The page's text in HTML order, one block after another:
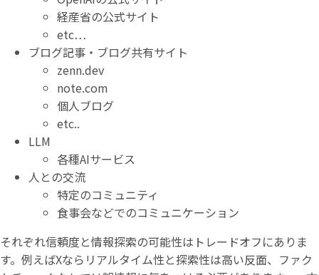
経産省の公式サイト
etc…
ブログ記事・ブログ共有サイト
zenn.dev
note.com
個人ブログ
etc..
LLM
各種AIサービス
人との交流
特定のコミュニティ
食事会などでのコミュニケーション
それぞれ信頼度と情報探索の可能性はトレードオフにありま
す。例えばXならリアルタイム性と探索性は高い反面、ファク